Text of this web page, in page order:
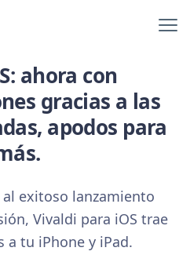
ahora con
gracias a las
apodos para
exitoso lanzamiento
Vivaldi para iOS trae
a tu iPhone y iPad.